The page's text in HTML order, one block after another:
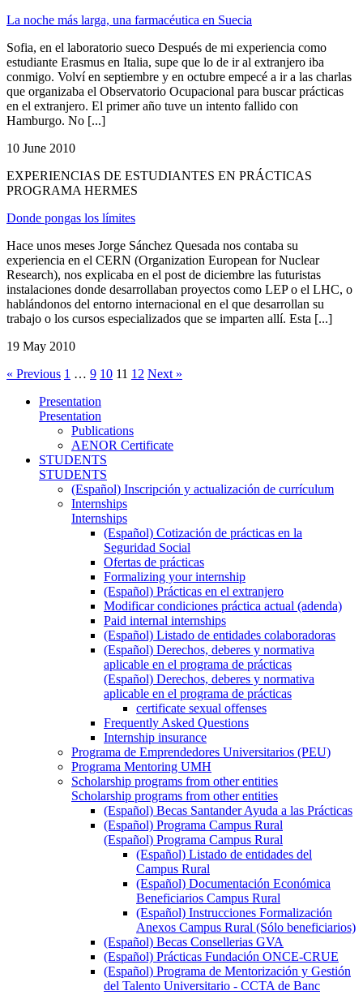
La noche más larga, una farmacéutica en Suecia
Sofia, en el laboratorio sueco Después de mi experiencia como
estudiante Erasmus en Italia, supe que lo de ir al extranjero iba
conmigo. Volví en septiembre y en octubre empecé a ir a las charlas
que organizaba el Observatorio Ocupacional para buscar prácticas
en el extranjero. El primer año tuve un intento fallido con
Hamburgo. No [...]
10 June 2010
EXPERIENCIAS DE ESTUDIANTES EN PRÁCTICAS
PROGRAMA HERMES
Donde pongas los límites
Hace unos meses Jorge Sánchez Quesada nos contaba su
experiencia en el CERN (Organization European for Nuclear
Research), nos explicaba en el post de diciembre las futuristas
instalaciones donde desarrollaban proyectos como LEP o el LHC, o
hablándonos del entorno internacional en el que desarrollan su
trabajo o los cursos especializados que se imparten allí. Esta [...]
19 May 2010
« Previous 1 … 9 10 11 12 Next »
Presentation
Presentation
Publications
AENOR Certificate
STUDENTS
STUDENTS
(Español) Inscripción y actualización de currículum
Internships
Internships
(Español) Cotización de prácticas en la
Seguridad Social
Ofertas de prácticas
Formalizing your internship
(Español) Prácticas en el extranjero
Modificar condiciones práctica actual (adenda)
Paid internal internships
(Español) Listado de entidades colaboradoras
(Español) Derechos, deberes y normativa
aplicable en el programa de prácticas
(Español) Derechos, deberes y normativa
aplicable en el programa de prácticas
certificate sexual offenses
Frequently Asked Questions
Internship insurance
Programa de Emprendedores Universitarios (PEU)
Programa Mentoring UMH
Scholarship programs from other entities
Scholarship programs from other entities
(Español) Becas Santander Ayuda a las Prácticas
(Español) Programa Campus Rural
(Español) Programa Campus Rural
(Español) Listado de entidades del
Campus Rural
(Español) Documentación Económica
Beneficiarios Campus Rural
(Español) Instrucciones Formalización
Anexos Campus Rural (Sólo beneficiarios)
(Español) Becas Consellerias GVA
(Español) Prácticas Fundación ONCE-CRUE
(Español) Programa de Mentorización y Gestión
del Talento Universitario - CCTA de Banc